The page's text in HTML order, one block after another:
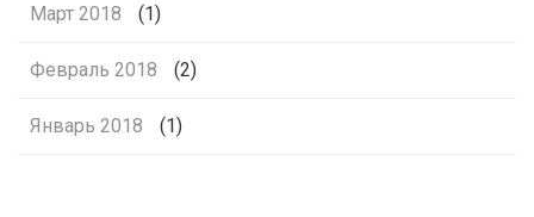
Март 2018 (1)
Февраль 2018 (2)
Январь 2018 (1)